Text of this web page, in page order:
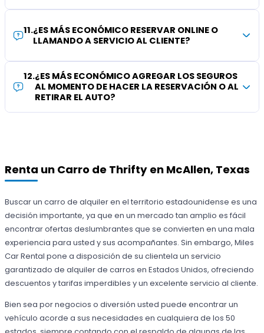
11.¿ES MÁS ECONÓMICO RESERVAR ONLINE O
LLAMANDO A SERVICIO AL CLIENTE?
12.¿ES MÁS ECONÓMICO AGREGAR LOS SEGUROS
AL MOMENTO DE HACER LA RESERVACIÓN O AL
RETIRAR EL AUTO?
Renta un Carro de Thrifty en McAllen, Texas
Buscar un carro de alquiler en el territorio estadounidense es una
decisión importante, ya que en un mercado tan amplio es fácil
encontrar ofertas deslumbrantes que se convierten en una mala
experiencia para usted y sus acompañantes. Sin embargo, Miles
Car Rental pone a disposición de su clientela un servicio
garantizado de alquiler de carros en Estados Unidos, ofreciendo
descuentos y tarifas imperdibles y un excelente servicio al cliente.
Bien sea por negocios o diversión usted puede encontrar un
vehículo acorde a sus necesidades en cualquiera de los 50